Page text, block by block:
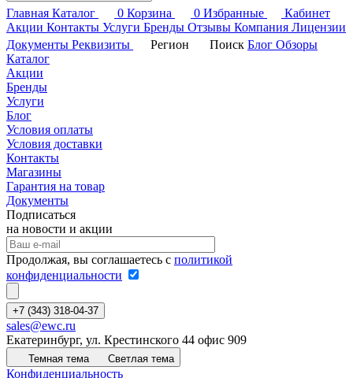
Главная Каталог 0 Корзина 0 Избранные
Кабинет
Акции Контакты Услуги Бренды Отзывы Компания Лицензии
Документы Реквизиты Регион Поиск Блог Обзоры
Каталог
Акции
Бренды
Услуги
Блог
Условия оплаты
Условия доставки
Контакты
Магазины
Гарантия на товар
Документы
Подписаться
на новости и акции
Продолжая, вы соглашаетесь с политикой
конфиденциальности
+7 (343) 318-04-37
sales@ewc.ru
Екатеринбург, ул. Крестинского 44 офис 909
Темная тема Светлая тема
Конфиденциальность